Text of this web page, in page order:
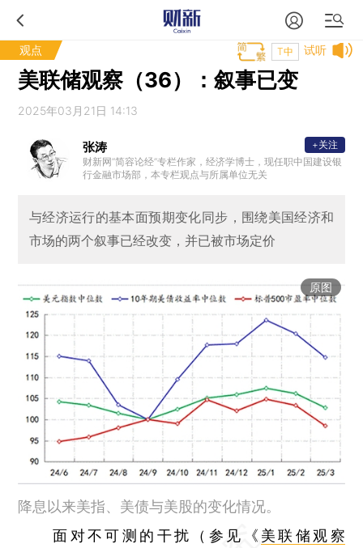
观点 试听
T中
美联储观察（36）：叙事已变
2025年03月21日 14:13
张涛
财新网“简容论经”专栏作家，经济学博士，现任职中国建设银
行金融市场部，本专栏观点与所属单位无关
+关注
与经济运行的基本面预期变化同步，围绕美国经济和
市场的两个叙事已经改变，并已被市场定价
原图
降息以来美指、美债与美股的变化情况。
面对不可测的干扰（参见《 美联储观察